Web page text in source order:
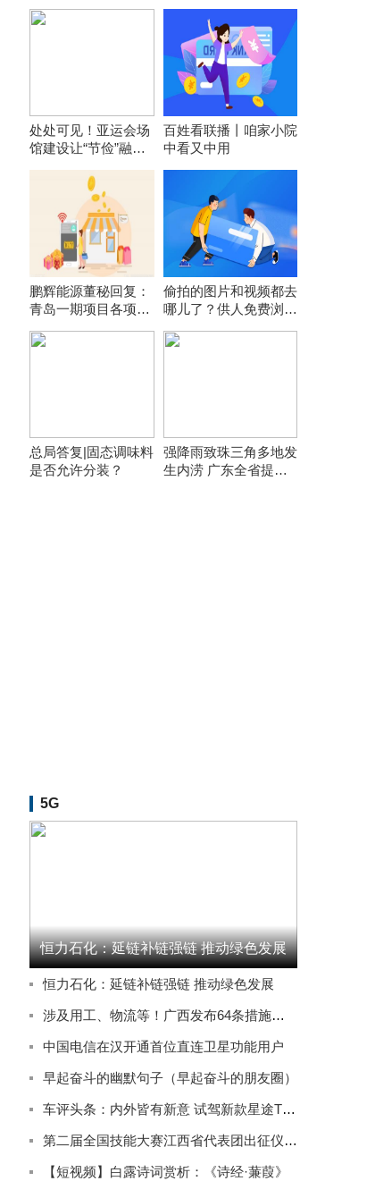
处处可见！亚运会场
馆建设让“节俭”融入
百姓看联播丨咱家小院
中看又中用
鹏辉能源董秘回复：
青岛一期项目各项前
进，计划年内开工建
偷拍的图片和视频都去
哪儿了？供人免费浏览
总局答复|固态调味料
是否允许分装？
强降雨致珠三角多地发
生内涝 广东全省提前
5G
恒力石化：延链补链强链 推动绿色发展
恒力石化：延链补链强链 推动绿色发展
涉及用工、物流等！广西发布64条措施推动实体经济高质量发展
中国电信在汉开通首位直连卫星功能用户
早起奋斗的幽默句子（早起奋斗的朋友圈）
车评头条：内外皆有新意 试驾新款星途TXL四驱星尊版
第二届全国技能大赛江西省代表团出征仪式在南昌举行
【短视频】白露诗词赏析：《诗经·蒹葭》